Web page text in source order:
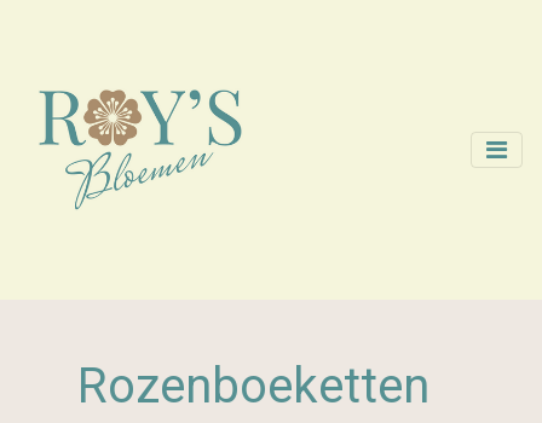
Rozenboeketten